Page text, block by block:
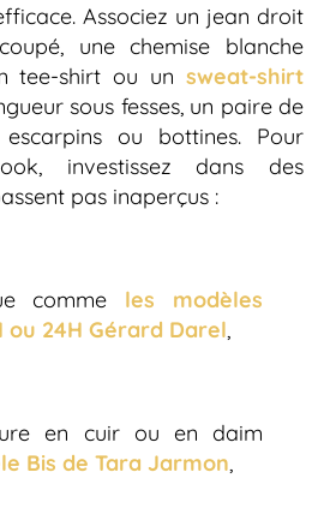
Associez un jean droit
une chemise blanche
tee-shirt ou un sweat-shirt
sous fesses, un paire de
escarpins ou bottines. Pour
investissez dans des
pas inaperçus :
comme les modèles
ou 24H Gérard Darel,
en cuir ou en daim
Bis de Tara Jarmon,